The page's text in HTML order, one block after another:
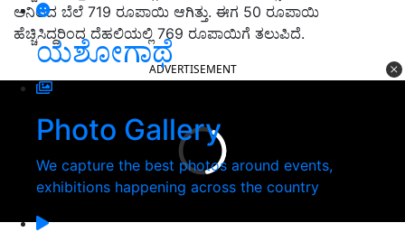
ಯಶೋಗಾಥೆ
Photo Gallery
We capture the best photos around events,
exhibitions happening across the country
ಅನಿಲದ ಬೆಲೆ 719 ರೂಪಾಯಿ ಆಗಿತ್ತು. ಈಗ 50 ರೂಪಾಯಿ
ಹೆಚ್ಚಿಸಿದ್ದರಿಂದ ದೆಹಲಿಯಲ್ಲಿ 769 ರೂಪಾಯಿಗೆ ತಲುಪಿದೆ.
ADVERTISEMENT